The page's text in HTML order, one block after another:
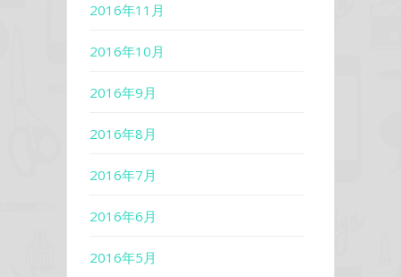
2016年11月
2016年10月
2016年9月
2016年8月
2016年7月
2016年6月
2016年5月